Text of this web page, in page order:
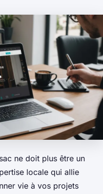
ne doit plus être un
locale qui allie
vie à vos projets